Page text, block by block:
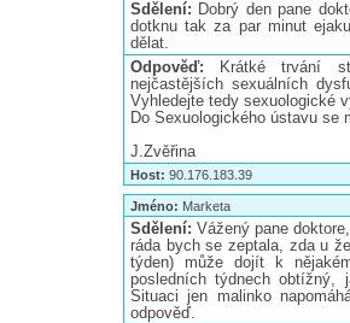
Sdělení: Dobrý den pane
dotknu tak za par minut
dělat.
Odpověď:
Krátké trvání
nejčastějších sexuálních
Vyhledejte tedy sexuologické
Do Sexuologického ústavu se
J.Zvěřina
Host: 90.176.183.39
Jméno: Marketa
Sdělení: Vážený pane doktore,
ráda bych se zeptala, zda u
týden) může dojít k
posledních týdnech obtížný,
Situaci jen malinko
odpověď.